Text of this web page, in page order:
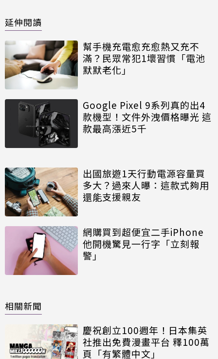
延伸閱讀
幫手機充電愈充愈熱又充不
滿？民眾常犯1壞習慣「電池
默默老化」
Google Pixel 9系列真的出4
款機型！文件外洩價格曝光 這
款最高漲近5千
出國旅遊1天行動電源容量買
多大？過來人曝：這款式夠用
還能支援親友
網購買到超便宜二手iPhone
他開機驚見一行字「立刻報
警」
相關新聞
慶祝創立100週年！日本集英
社推出免費漫畫平台 釋100萬
頁「有繁體中文」